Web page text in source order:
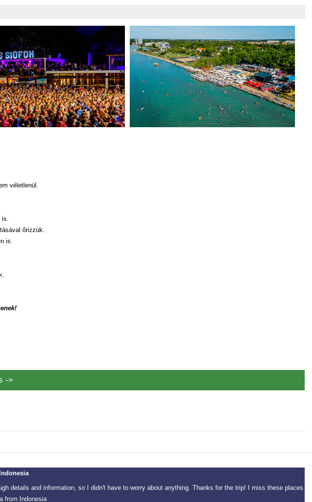
véletlenül.
őrizzük.
is.
->
details and information, so I didn't have to worry about anything. Thanks for the trip! I miss these places
from Indonesia